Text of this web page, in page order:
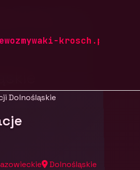
krosch.pl
Dolnośląskiego
Dolnośląskie
Dolnośląskie